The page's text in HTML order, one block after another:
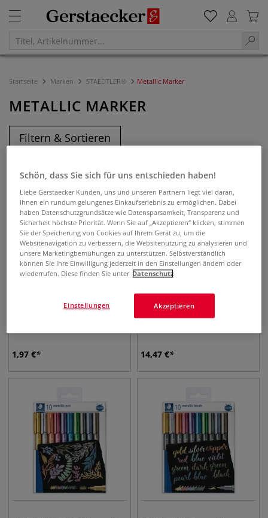
Startseite Marken STAEDTLER® Metallic Marker
METALLIC MARKER
Filtern & Sortieren
1,97 €
STAEDTLER® 8321 Metallic
14,47 €
Schön, dass Sie sich für uns entschieden haben!
Liebe Gerstaecker Kunden, uns und unseren Partnern liegt viel daran,
Ihnen ein rundum gelungenes Einkaufserlebnis zu ermöglichen. Dabei
haben Datenschutzgrundsätze wie Datensparsamkeit, Transparenz und
Sicherheit höchste Priorität. Wenn Sie auf „Akzeptieren“ klicken, stimmen
Sie der Speicherung von Cookies auf Ihrem Gerät zu, um die
Websitenavigation zu verbessern, die Websitenutzung zu analysieren und
unsere Marketingbemühungen zu unterstützen. Selbstverständlich
können Sie Ihre Einwilligung jederzeit in den Einstellungen ändern oder
wiederrufen. Diese finden Sie unter Datenschutz
Akzeptieren
Einstellungen